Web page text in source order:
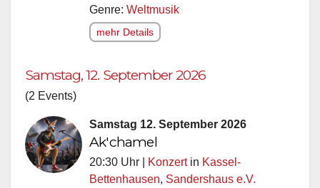
Genre: Weltmusik
mehr Details
Samstag, 12. September 2026
(2 Events)
Samstag 12. September 2026
Ak'chamel
20:30 Uhr | Konzertin Kassel-
Bettenhausen, Sandershaus e.V.